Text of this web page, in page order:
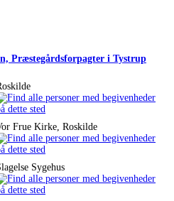
Præstegårdsforpagter i Tystrup
Frue Kirke, Roskilde
Sygehus